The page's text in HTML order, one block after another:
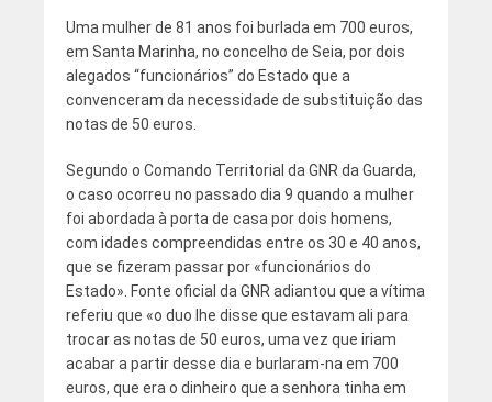
Uma mulher de 81 anos foi burlada em 700 euros,
em Santa Marinha, no concelho de Seia, por dois
alegados “funcionários” do Estado que a
convenceram da necessidade de substituição das
notas de 50 euros.
Segundo o Comando Territorial da GNR da Guarda,
o caso ocorreu no passado dia 9 quando a mulher
foi abordada à porta de casa por dois homens,
com idades compreendidas entre os 30 e 40 anos,
que se fizeram passar por «funcionários do
Estado». Fonte oficial da GNR adiantou que a vítima
referiu que «o duo lhe disse que estavam ali para
trocar as notas de 50 euros, uma vez que iriam
acabar a partir desse dia e burlaram-na em 700
euros, que era o dinheiro que a senhora tinha em